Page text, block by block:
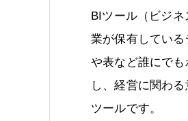
BIツール（ビジ
業が保有してい
や表など誰にで
し、経営に関わ
ツールです。